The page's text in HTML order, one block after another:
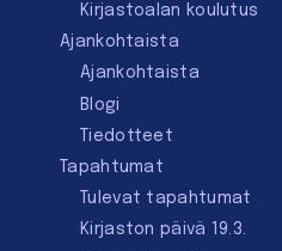
Kirjastoalan koulutus
Ajankohtaista
Ajankohtaista
Blogi
Tiedotteet
Tapahtumat
Tulevat tapahtumat
Kirjaston päivä 19.3.